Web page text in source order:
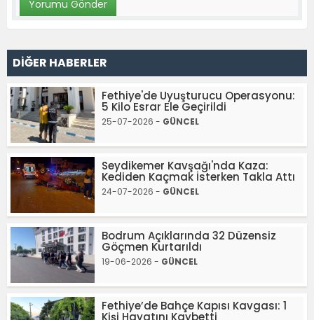
DİĞER HABERLER
Fethiye'de Uyuşturucu Operasyonu:
5 Kilo Esrar Ele Geçirildi
25-07-2026 - GÜNCEL
Seydikemer Kavşağı'nda Kaza:
Kediden Kaçmak İsterken Takla Attı
24-07-2026 - GÜNCEL
Bodrum Açıklarında 32 Düzensiz
Göçmen Kurtarıldı
19-06-2026 - GÜNCEL
Fethiye’de Bahçe Kapısı Kavgası: 1
Kişi Hayatını Kaybetti